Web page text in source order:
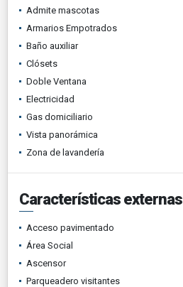
Admite mascotas
Armarios Empotrados
Baño auxiliar
Clósets
Doble Ventana
Electricidad
Gas domiciliario
Vista panorámica
Zona de lavandería
Características externas
Acceso pavimentado
Área Social
Ascensor
Parqueadero visitantes